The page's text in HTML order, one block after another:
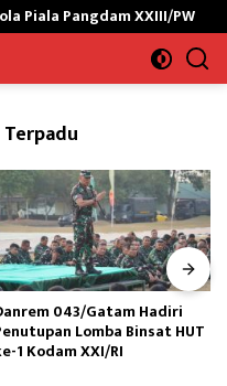
XXIII/PW
043/Gatam Hadiri
Lomba Binsat HUT
1 Kodam XXI/RI